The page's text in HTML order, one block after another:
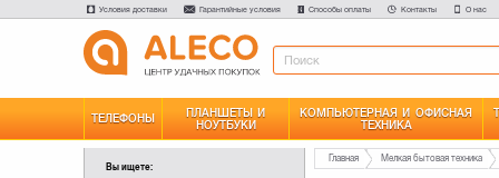
Условия доставки Гарантийные условия Способы оплаты Контакты О нас
ТЕЛЕФОНЫ
ПЛАНШЕТЫ И
НОУТБУКИ
КОМПЬЮТЕРНАЯ И ОФИСНАЯ
ТЕХНИКА
Вы ищете:
Главная Мелкая бытовая техника